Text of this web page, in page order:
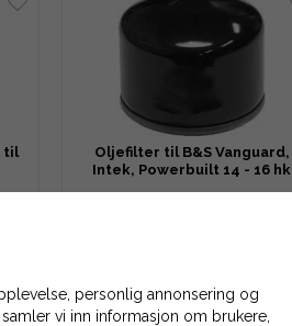
til
Oljefilter til B&S Vanguard,
Intek, Powerbuilt 14 - 16 hk
personlig annonsering og
vi inn informasjon om brukere,